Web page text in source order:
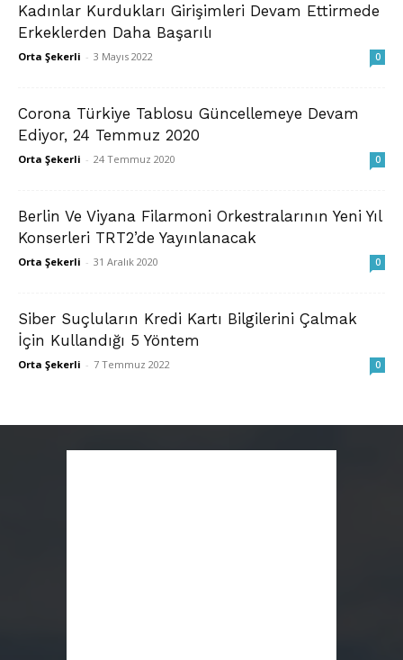
Kadınlar Kurdukları Girişimleri Devam Ettirmede
Erkeklerden Daha Başarılı
Orta Şekerli - 3 Mayıs 2022 0
Corona Türkiye Tablosu Güncellemeye Devam
Ediyor, 24 Temmuz 2020
Orta Şekerli - 24 Temmuz 2020 0
Berlin Ve Viyana Filarmoni Orkestralarının Yeni Yıl
Konserleri TRT2’de Yayınlanacak
Orta Şekerli - 31 Aralık 2020 0
Siber Suçluların Kredi Kartı Bilgilerini Çalmak
İçin Kullandığı 5 Yöntem
Orta Şekerli - 7 Temmuz 2022 0